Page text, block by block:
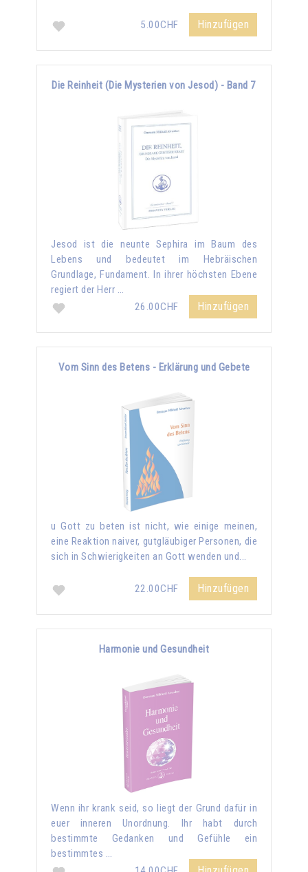
5.00CHF Hinzufügen
Die Reinheit (Die Mysterien von Jesod) - Band 7
Jesod ist die neunte Sephira im Baum des
Lebens und bedeutet im Hebräischen
Grundlage, Fundament. In ihrer höchsten Ebene
regiert der Herr …
26.00CHF
Hinzufügen
Vom Sinn des Betens - Erklärung und Gebete
u Gott zu beten ist nicht, wie einige meinen,
eine Reaktion naiver, gutgläubiger Personen, die
sich in Schwierigkeiten an Gott wenden und...
22.00CHF Hinzufügen
Harmonie und Gesundheit
Wenn ihr krank seid, so liegt der Grund dafür in
euer inneren Unordnung. Ihr habt durch
bestimmte Gedanken und Gefühle ein
bestimmtes …